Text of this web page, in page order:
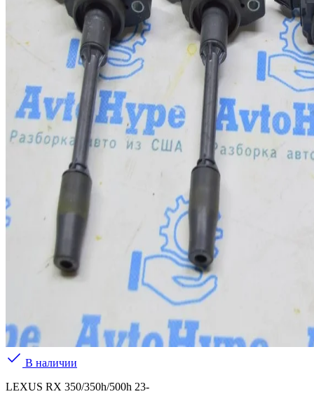
В наличии
LEXUS RX 350/350h/500h 23-